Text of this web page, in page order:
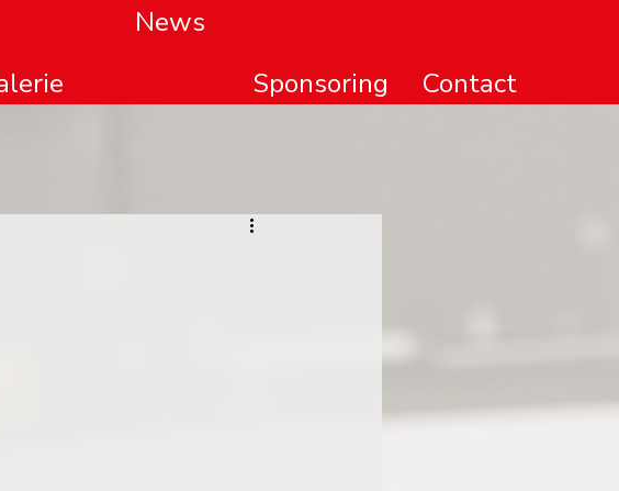
News
Sponsoring
Contact